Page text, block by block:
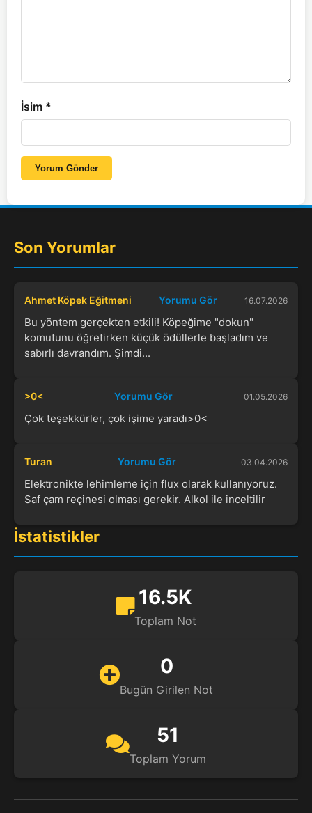
İsim *
Yorum Gönder
Son Yorumlar
Ahmet Köpek Eğitmeni Yorumu Gör 16.07.2026
Bu yöntem gerçekten etkili! Köpeğime "dokun"
komutunu öğretirken küçük ödüllerle başladım ve
sabırlı davrandım. Şimdi...
>0< Yorumu Gör 01.05.2026
Çok teşekkürler, çok işime yaradı>0<
Turan Yorumu Gör 03.04.2026
Elektronikte lehimleme için flux olarak kullanıyoruz.
Saf çam reçinesi olması gerekir. Alkol ile inceltilir
İstatistikler
16.5K
Toplam Not
0
Bugün Girilen Not
51
Toplam Yorum